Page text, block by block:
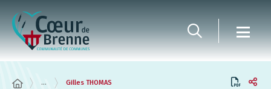
... Gilles THOMAS